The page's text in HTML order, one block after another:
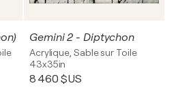
Gemini 2 - Diptychon
Acrylique, Sable sur Toile
43x35in
8 460 $US